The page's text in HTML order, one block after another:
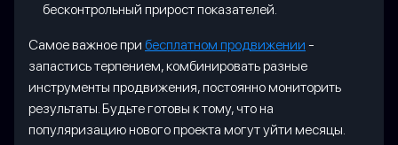
бесконтрольный прирост показателей.
Самое важное при бесплатном продвижении -
запастись терпением, комбинировать разные
инструменты продвижения, постоянно мониторить
результаты. Будьте готовы к тому, что на
популяризацию нового проекта могут уйти месяцы.